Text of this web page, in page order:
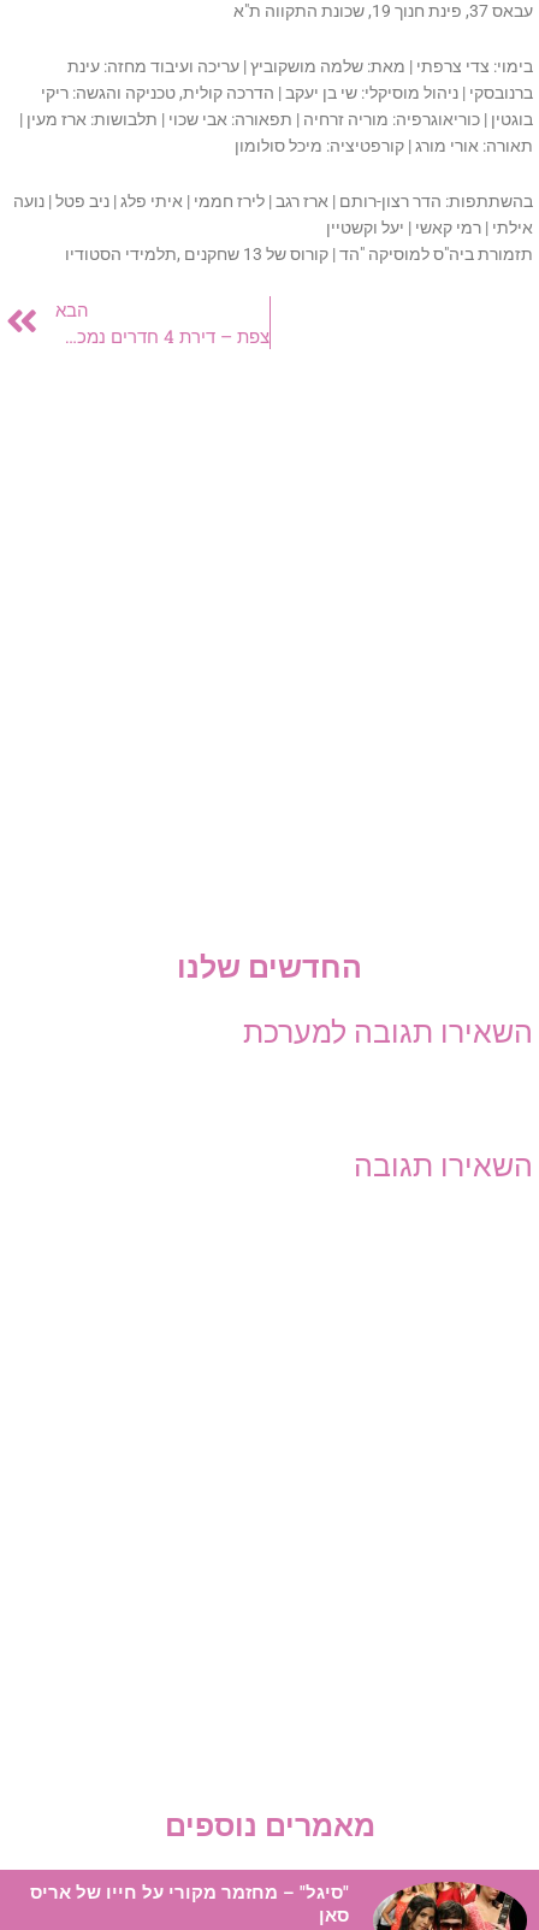
מאמרים נוספים
"סיגל" – מחזמר מקורי על חייו של אריס
סאן
עבאס 37, פינת חנוך 19, שכונת התקווה ת"א
בימוי: צדי צרפתי | מאת: שלמה מושקוביץ | עריכה ועיבוד מחזה: עינת
ברנובסקי | ניהול מוסיקלי: שי בן יעקב | הדרכה קולית, טכניקה והגשה: ריקי
בוגטין | כוריאוגרפיה: מוריה זרחיה | תפאורה: אבי שכוי | תלבושות: ארז מעין |
תאורה: אורי מורג | קורפטיציה: מיכל סולומון
בהשתתפות: הדר רצון-רותם | ארז רגב | לירז חממי | איתי פלג | ניב פטל | נועה
אילתי | רמי קאשי | יעל וקשטיין
תזמורת ביה"ס למוסיקה "הד | קורוס של 13 שחקנים ,תלמידי הסטודיו
הבא
צפת – דירת 4 חדרים נמכרה ב-880,000 שקל
החדשים שלנו
השאירו תגובה למערכת
השאירו תגובה